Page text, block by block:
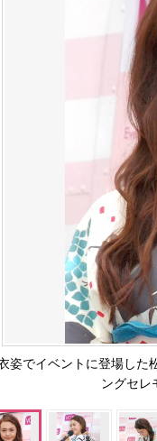
姿でイベントに登場した
ングセレ